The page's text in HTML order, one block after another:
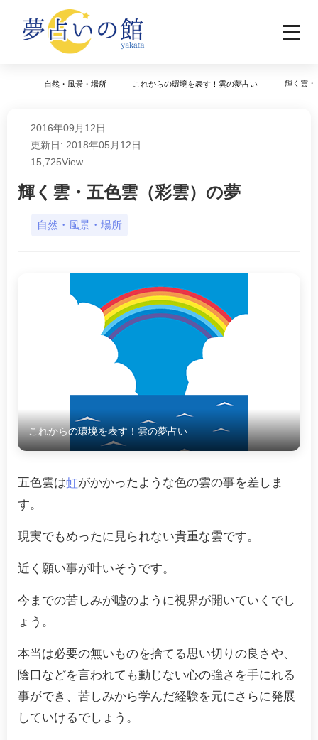
自然・風景・場所 これからの環境を表す！雲の夢占い 輝く雲・
2016年09月12日
更新日: 2018年05月12日
15,725View
輝く雲・五色雲（彩雲）の夢
自然・風景・場所
これからの環境を表す！雲の夢占い
五色雲は虹がかかったような色の雲の事を差しま
す。
現実でもめったに見られない貴重な雲です。
近く願い事が叶いそうです。
今までの苦しみが嘘のように視界が開いていくでし
ょう。
本当は必要の無いものを捨てる思い切りの良さや、
陰口などを言われても動じない心の強さを手にれる
事ができ、苦しみから学んだ経験を元にさらに発展
していけるでしょう。